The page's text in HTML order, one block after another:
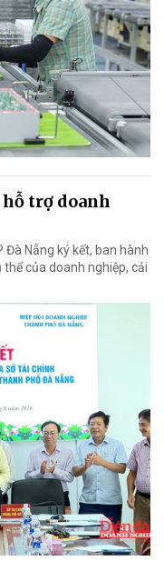
trợ doanh
Đà Nẵng ký kết, ban hành
của doanh nghiệp, cải